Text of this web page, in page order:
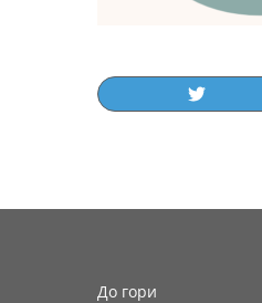
До гори